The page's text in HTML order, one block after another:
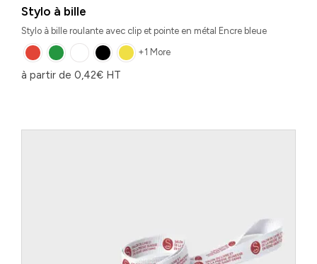
Stylo à bille
Stylo à bille roulante avec clip et pointe en métal Encre bleue
+1 More
à partir de 0,42€ HT